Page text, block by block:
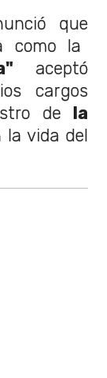
que
como la
aceptó
cargos
dela
la vida del